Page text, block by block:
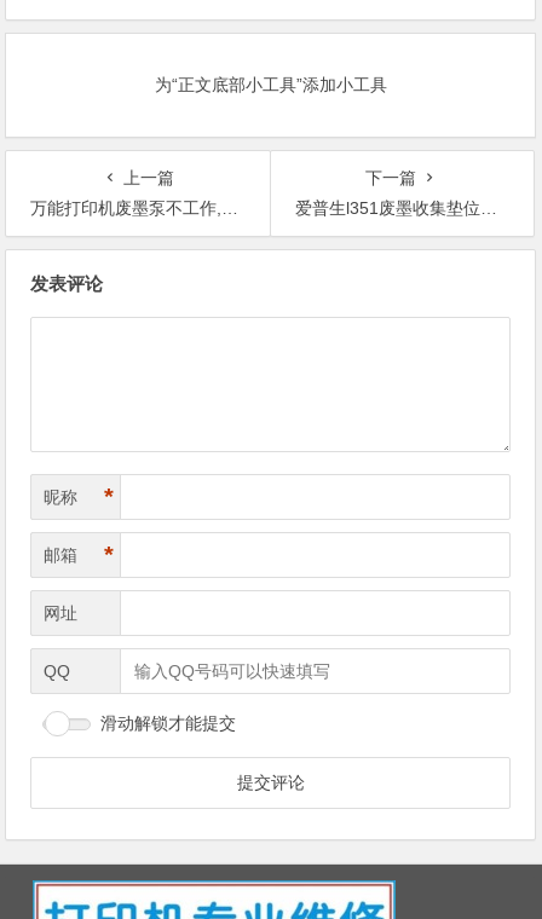
Loading或者卡LOGO
速解决问题
为“正文底部小工具”添加小工具
上一篇
万能打印机废墨泵不工作,佳能g1800废墨清零软件教程
下一篇
爱普生l351废墨收集垫位置,佳能ts6120废墨满清零软件
发表评论
昵称 *
邮箱 *
网址
QQ
滑动解锁才能提交